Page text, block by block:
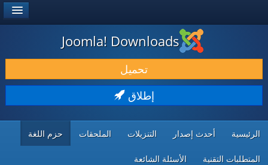
حمل & ومدد
اكتشف & تعلم
Joomla! Downloads
تحميل
إطلاق
الرئيسية أحدث إصدار التنزيلات الملحقات حزم اللغة
المتطلبات التقنية الأسئلة الشائعة